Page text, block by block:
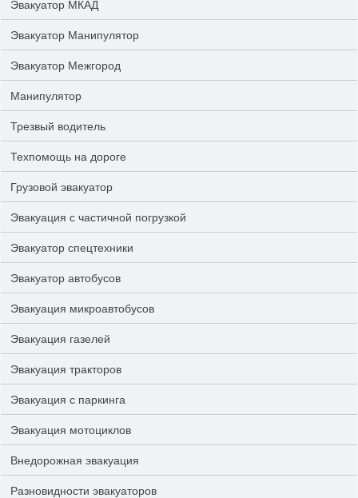
Эвакуатор МКАД
Эвакуатор Манипулятор
Эвакуатор Межгород
Манипулятор
Трезвый водитель
Техпомощь на дороге
Грузовой эвакуатор
Эвакуация с частичной погрузкой
Эвакуатор спецтехники
Эвакуатор автобусов
Эвакуация микроавтобусов
Эвакуация газелей
Эвакуация тракторов
Эвакуация с паркинга
Эвакуация мотоциклов
Внедорожная эвакуация
Разновидности эвакуаторов